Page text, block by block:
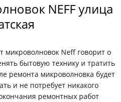
NEFF улица
Neff говорит о
бытовую технику и тратить
ремонта микроволновка будет
и не потребует никакого
ремонтных работ